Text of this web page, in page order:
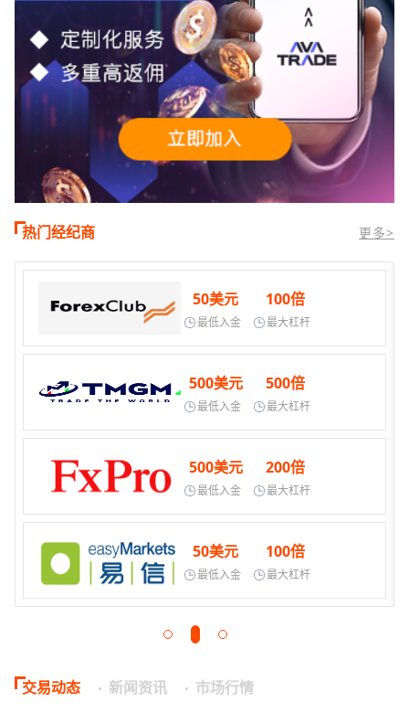
热门经纪商 更多>
50美元
最低入金
100倍
最大杠杆
500美元
最低入金
500倍
最大杠杆
500美元
最低入金
200倍
最大杠杆
50美元
最低入金
100倍
最大杠杆
交易动态 新闻资讯 市场行情